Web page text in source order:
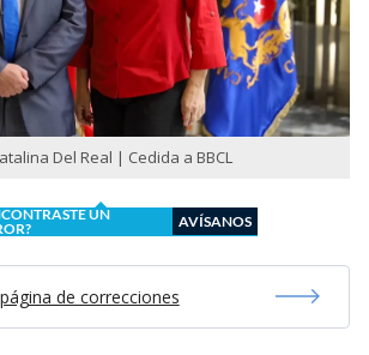
Del Real | Cedida a BBCL
UN
AVÍSANOS
de correcciones